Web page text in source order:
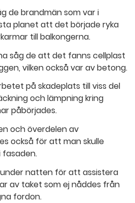
de brandmän som var i
planet att det började ryka
till balkongerna.
såg de att det fanns cellplast
vilken också var av betong.
på skadeplats till viss del
och lämpning kring
påbörjades.
och överdelen av
också för att man skulle
fasaden.
under natten för att assistera
av taket som ej nåddes från
fordon.